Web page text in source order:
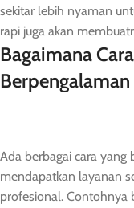
sekitar lebih nyaman
rapi juga akan
Bagaimana
Berpengalaman
Ada berbagai cara yang
mendapatkan layanan
profesional. Contohnya